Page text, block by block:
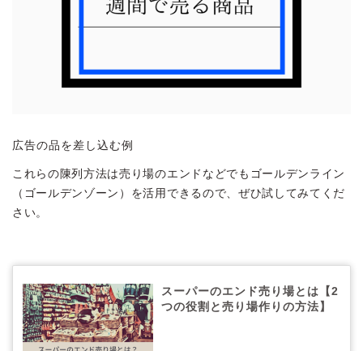
広告の品を差し込む例
これらの陳列方法は売り場のエンドなどでもゴールデンライン
（ゴールデンゾーン）を活用できるので、ぜひ試してみてくだ
さい。
スーパーのエンド売り場とは【2
つの役割と売り場作りの方法】